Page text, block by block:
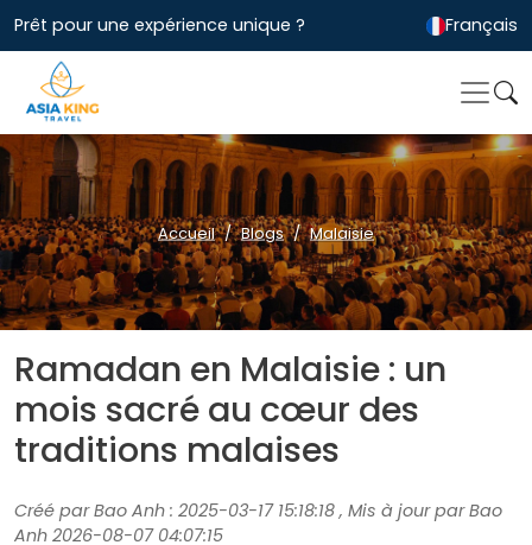
Prêt pour une expérience unique ? Français
Accueil Blogs Malaisie
Ramadan en Malaisie : un
mois sacré au cœur des
traditions malaises
Créé par Bao Anh : 2025-03-17 15:18:18 , Mis à jour par Bao
Anh 2026-08-07 04:07:15